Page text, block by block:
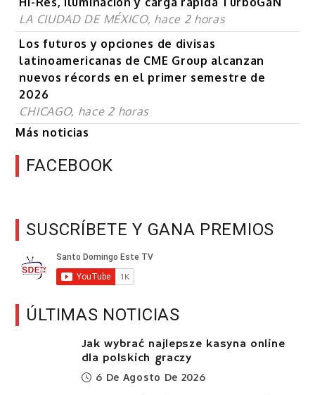
LA CIUDAD DE MÉXICO, hace 2 horas
Los futuros y opciones de divisas
latinoamericanas de CME Group alcanzan
nuevos récords en el primer semestre de
2026
CHICAGO, hace 2 horas
Más noticias
FACEBOOK
SUSCRÍBETE Y GANA PREMIOS
ÚLTIMAS NOTICIAS
Jak wybrać najlepsze kasyna online
dla polskich graczy
6 De Agosto De 2026